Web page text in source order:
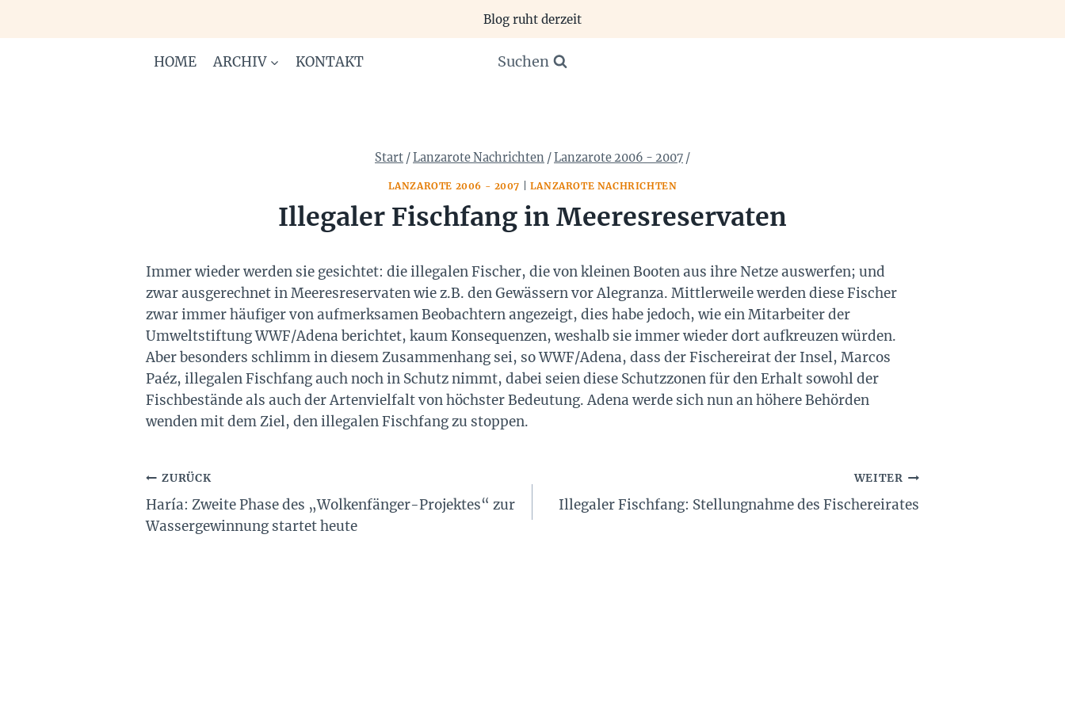
Blog ruht derzeit
HOME ARCHIV KONTAKT Suchen
Start /Lanzarote Nachrichten /Lanzarote 2006 - 2007 /
LANZAROTE 2006 - 2007 LANZAROTE NACHRICHTEN
Illegaler Fischfang in Meeresreservaten
Immer wieder werden sie gesichtet: die illegalen Fischer, die von kleinen Booten aus ihre Netze auswerfen; und
zwar ausgerechnet in Meeresreservaten wie z.B. den Gewässern vor Alegranza. Mittlerweile werden diese Fischer
zwar immer häufiger von aufmerksamen Beobachtern angezeigt, dies habe jedoch, wie ein Mitarbeiter der
Umweltstiftung WWF/Adena berichtet, kaum Konsequenzen, weshalb sie immer wieder dort aufkreuzen würden.
Aber besonders schlimm in diesem Zusammenhang sei, so WWF/Adena, dass der Fischereirat der Insel, Marcos
Paéz, illegalen Fischfang auch noch in Schutz nimmt, dabei seien diese Schutzzonen für den Erhalt sowohl der
Fischbestände als auch der Artenvielfalt von höchster Bedeutung. Adena werde sich nun an höhere Behörden
wenden mit dem Ziel, den illegalen Fischfang zu stoppen.
Beitragsnavigation
ZURÜCK
Haría: Zweite Phase des „Wolkenfänger-Projektes“ zur
Wassergewinnung startet heute
WEITER
Illegaler Fischfang: Stellungnahme des Fischereirates